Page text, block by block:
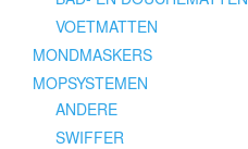
VOETMATTEN
MONDMASKERS
MOPSYSTEMEN
ANDERE
SWIFFER